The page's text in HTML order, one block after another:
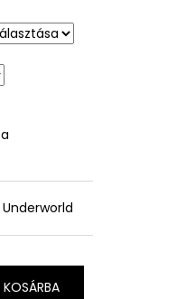
Underworld
KOSÁRBA